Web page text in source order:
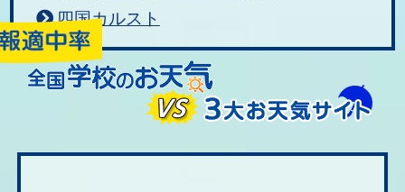
四国カルスト